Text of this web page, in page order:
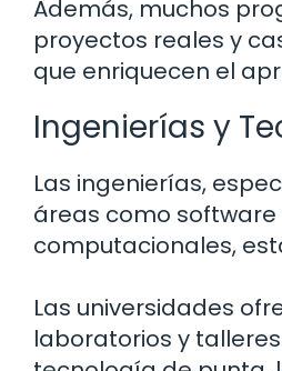
Además, muchos
proyectos reales y
que enriquecen el
Ingenierías y
Las ingenierías,
áreas como software
computacionales,
Las universidades
laboratorios y